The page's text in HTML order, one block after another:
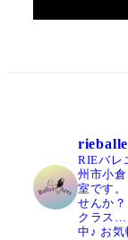
RIEバレ
州市小
室です。
せんか？
クラス…
中♪ お